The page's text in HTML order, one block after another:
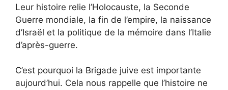
Leur histoire relie l’Holocauste, la Seconde
Guerre mondiale, la fin de l’empire, la naissance
d’Israël et la politique de la mémoire dans l’Italie
d’après-guerre.
C’est pourquoi la Brigade juive est importante
aujourd’hui. Cela nous rappelle que l’histoire ne